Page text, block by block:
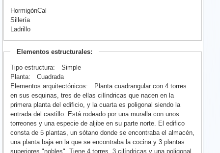
HormigónCal
Sillería
Ladrillo
Elementos estructurales:
Tipo estructura:
Simple
Planta:
Cuadrada
Elementos arquitectónicos:
Planta cuadrangular con 4 torres
en sus esquinas, tres de ellas cilíndricas que nacen en la
primera planta del edificio, y la cuarta es poligonal siendo la
entrada del castillo. Está rodeado por una muralla con unos
torreones y una especie de aljibe en su parte norte. El edifico
consta de 5 plantas, un sótano donde se encontraba el almacén,
una planta baja en la que se encontraba la cocina y 3 plantas
superiores "nobles". Tiene 4 torres, 3 cilíndricas y una poligonal